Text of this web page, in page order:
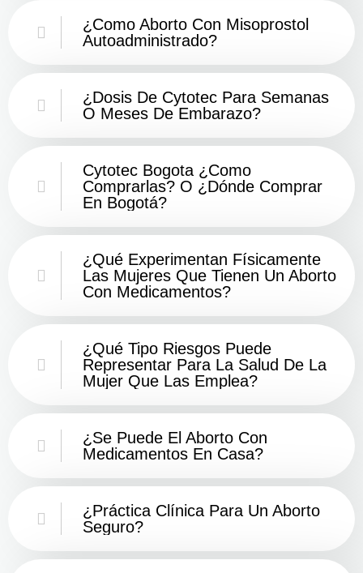
¿Como Aborto Con Misoprostol
Autoadministrado?
¿Dosis De Cytotec Para Semanas
O Meses De Embarazo?
Cytotec Bogota ¿Como
Comprarlas? O ¿Dónde Comprar
En Bogotá?
¿Qué Experimentan Físicamente
Las Mujeres Que Tienen Un Aborto
Con Medicamentos?
¿Qué Tipo Riesgos Puede
Representar Para La Salud De La
Mujer Que Las Emplea?
¿Se Puede El Aborto Con
Medicamentos En Casa?
¿Práctica Clínica Para Un Aborto
Seguro?